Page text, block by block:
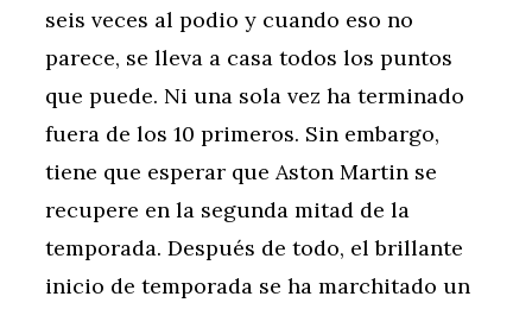
seis veces al podio y cuando eso no
parece, se lleva a casa todos los puntos
que puede. Ni una sola vez ha terminado
fuera de los 10 primeros. Sin embargo,
tiene que esperar que Aston Martin se
recupere en la segunda mitad de la
temporada. Después de todo, el brillante
inicio de temporada se ha marchitado un